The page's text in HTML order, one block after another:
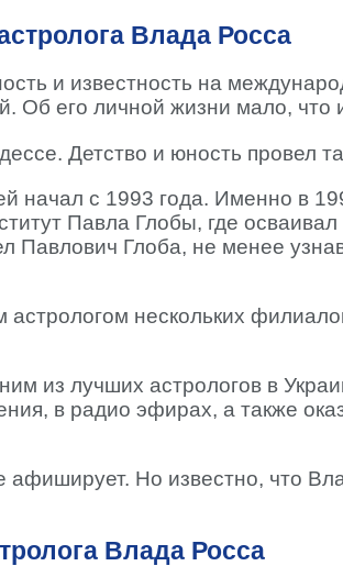
Влада Росса
и известность на
Об его личной жизни мало, что
Детство и юность провел
начал с 1993 года. Именно в
Павла Глобы, где
Павлович Глоба, не менее
нескольких
из лучших астрологов в
в радио эфирах, а также
Но известно, что
Влада Росса